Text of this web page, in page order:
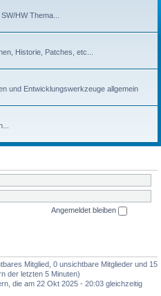
HW Thema...
Historie, Patches, etc...
und Entwicklungswerkzeuge allgemein
Angemeldet bleiben
Mitglied, 0 unsichtbare Mitglieder und 15
der letzten 5 Minuten)
die am 22 Okt 2025 - 20:03 gleichzeitig